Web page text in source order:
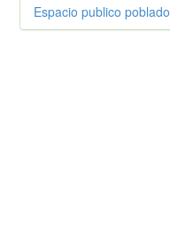
Espacio publico poblado